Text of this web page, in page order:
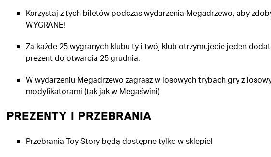
Korzystaj z tych biletów podczas wydarzenia Megadrzewo, aby
WYGRANE!
Za każde 25 wygranych klubu ty i twój klub otrzymujecie jeden
prezent do otwarcia 25 grudnia.
W wydarzeniu Megadrzewo zagrasz w losowych trybach gry z
modyfikatorami (tak jak w Megaświni)
PREZENTY I PRZEBRANIA
Przebrania Toy Story będą dostępne tylko w sklepie!